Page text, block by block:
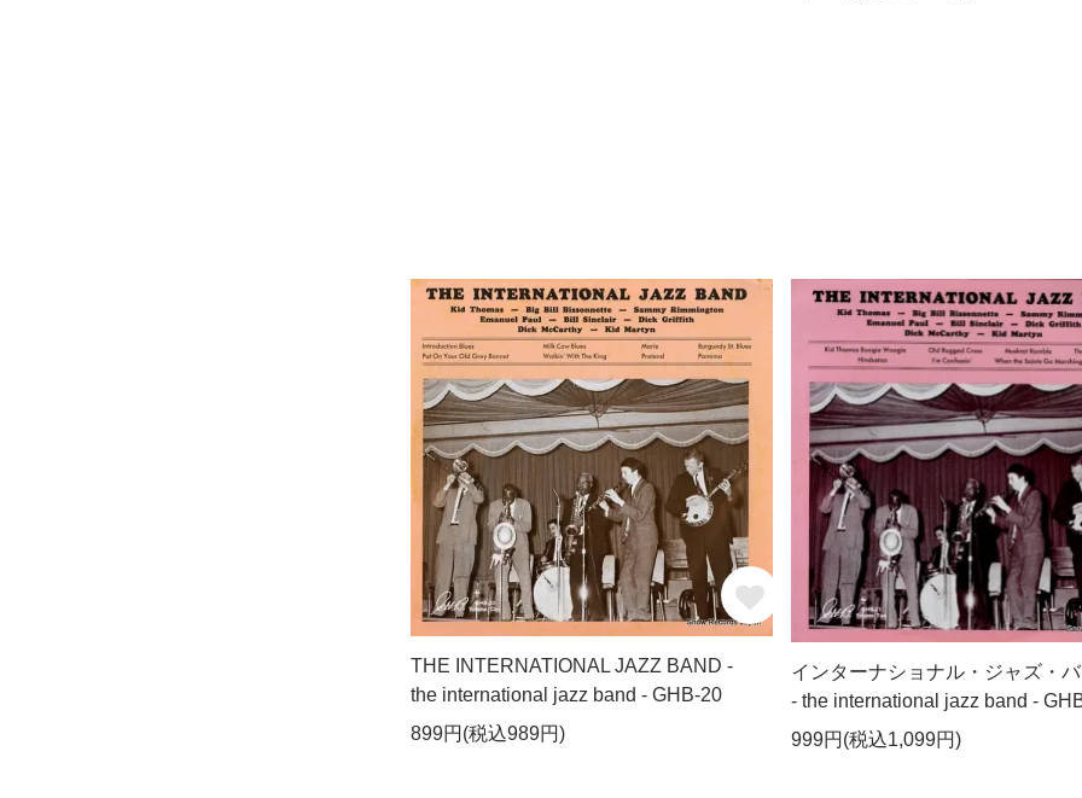
THE INTERNATIONAL JAZZ BAND -
the international jazz band - GHB-20
899円(税込989円)
インターナショナル・ジャズ・
- the international jazz band -
999円(税込1,099円)